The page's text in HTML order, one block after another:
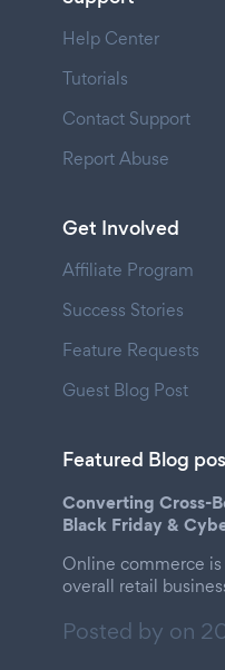
Help Center
Tutorials
Contact Support
Report Abuse
Get Involved
Affiliate Program
Success Stories
Feature Requests
Guest Blog Post
Featured Blog
Converting Cross-
Black Friday &
Online commerce
overall retail
Posted by on